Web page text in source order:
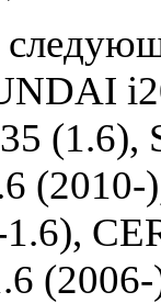
(2010-